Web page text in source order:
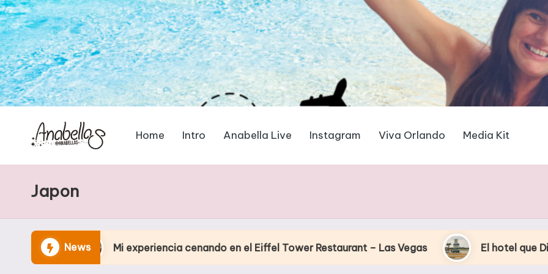
Home Intro Anabella Live Instagram Viva Orlando Media Kit
Japon
News
Mi experiencia cenando en el Eiffel Tower Restaurant – Las Vegas El hotel que Disney uso